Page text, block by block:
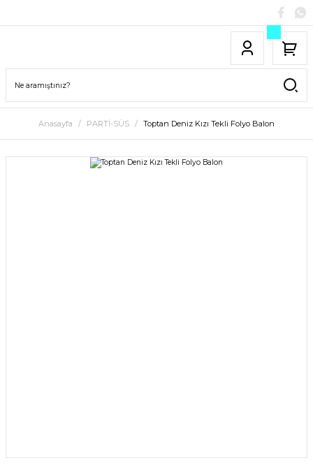
Anasayfa PARTİ-SÜS Toptan Deniz Kızı Tekli Folyo Balon